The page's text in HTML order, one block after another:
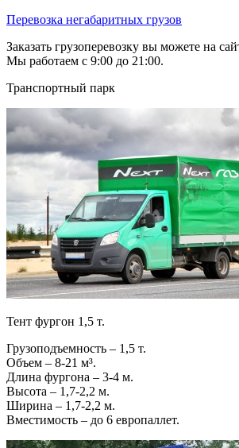
Перевозка негабаритных грузов
Заказать грузоперевозку вы можете на
Мы работаем с 9:00 до 21:00.
Транспортный парк
Тент фургон 1,5 т.
Грузоподъемность – 1,5 т.
Объем – 8-21 м³.
Длина фургона – 3-4 м.
Высота – 1,7-2,2 м.
Ширина – 1,7-2,2 м.
Вместимость – до 6 европаллет.